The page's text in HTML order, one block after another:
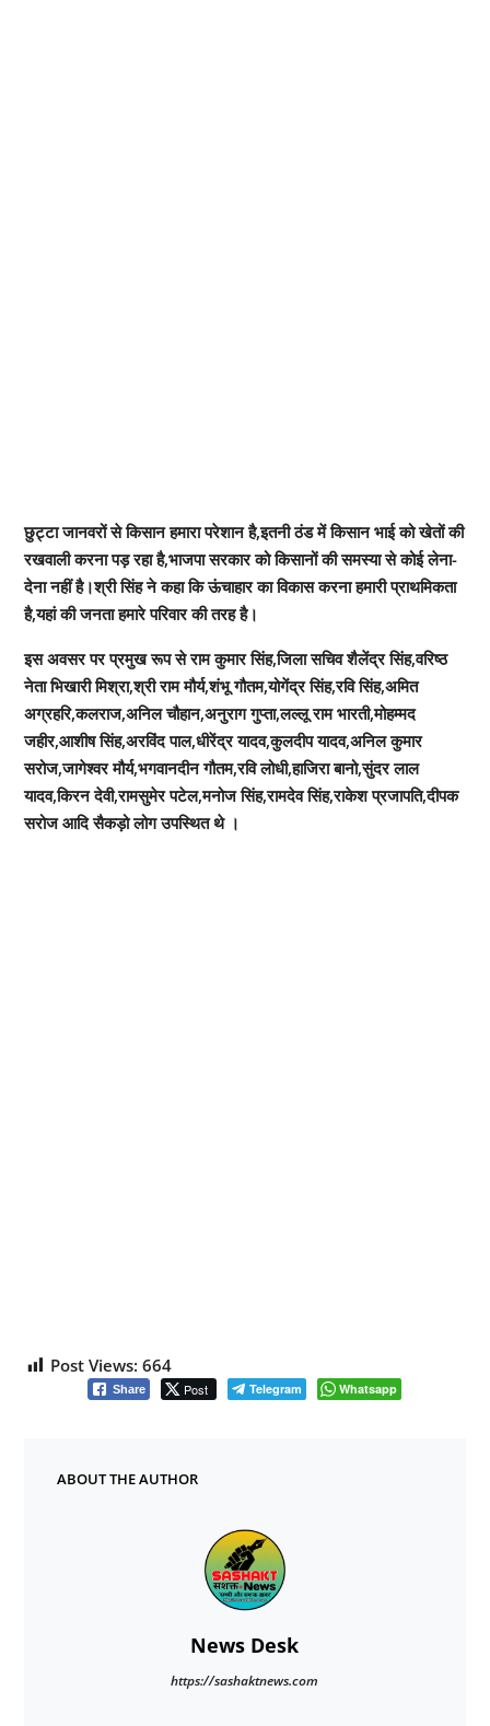
छुट्टा जानवरों से किसान हमारा परेशान है,इतनी ठंड में किसान भाई को खेतों की
रखवाली करना पड़ रहा है,भाजपा सरकार को किसानों की समस्या से कोई लेना-
देना नहीं है।श्री सिंह ने कहा कि ऊंचाहार का विकास करना हमारी प्राथमिकता
है,यहां की जनता हमारे परिवार की तरह है।
इस अवसर पर प्रमुख रूप से राम कुमार सिंह,जिला सचिव शैलेंद्र सिंह,वरिष्ठ
नेता भिखारी मिश्रा,श्री राम मौर्य,शंभू गौतम,योगेंद्र सिंह,रवि सिंह,अमित
अग्रहरि,कलराज,अनिल चौहान,अनुराग गुप्ता,लल्लू राम भारती,मोहम्मद
जहीर,आशीष सिंह,अरविंद पाल,धीरेंद्र यादव,कुलदीप यादव,अनिल कुमार
सरोज,जागेश्वर मौर्य,भगवानदीन गौतम,रवि लोधी,हाजिरा बानो,सुंदर लाल
यादव,किरन देवी,रामसुमेर पटेल,मनोज सिंह,रामदेव सिंह,राकेश प्रजापति,दीपक
सरोज आदि सैकड़ो लोग उपस्थित थे ।
Post Views: 664
Share Post Telegram Whatsapp
ABOUT THE AUTHOR
News Desk
https://sashaktnews.com